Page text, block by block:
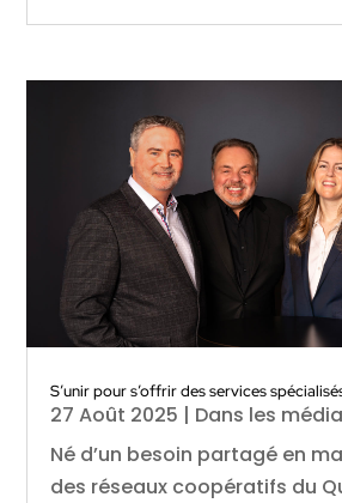
S’unir pour s’offrir des services
27 Août 2025 | Dans les
Né d’un besoin partagé en
des réseaux coopératifs du